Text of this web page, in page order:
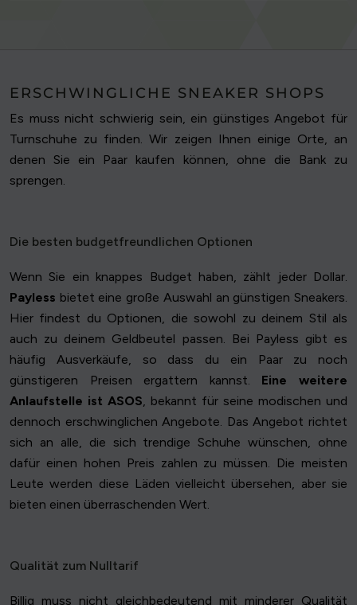
ERSCHWINGLICHE SNEAKER SHOPS
Es muss nicht schwierig sein, ein günstiges Angebot für
Turnschuhe zu finden. Wir zeigen Ihnen einige Orte, an
denen Sie ein Paar kaufen können, ohne die Bank zu
sprengen.
Die besten budgetfreundlichen Optionen
Wenn Sie ein knappes Budget haben, zählt jeder Dollar.
Payless bietet eine große Auswahl an günstigen Sneakers.
Hier findest du Optionen, die sowohl zu deinem Stil als
auch zu deinem Geldbeutel passen. Bei Payless gibt es
häufig Ausverkäufe, so dass du ein Paar zu noch
günstigeren Preisen ergattern kannst. Eine weitere
Anlaufstelle ist ASOS, bekannt für seine modischen und
dennoch erschwinglichen Angebote. Das Angebot richtet
sich an alle, die sich trendige Schuhe wünschen, ohne
dafür einen hohen Preis zahlen zu müssen. Die meisten
Leute werden diese Läden vielleicht übersehen, aber sie
bieten einen überraschenden Wert.
Qualität zum Nulltarif
Billig muss nicht gleichbedeutend mit minderer Qualität